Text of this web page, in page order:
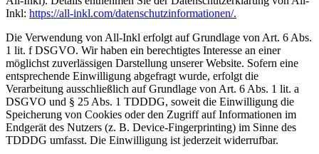
Inkl: https://all-inkl.com/datenschutzinformationen/.
Die Verwendung von All-Inkl erfolgt auf Grundlage von Art. 6 Abs.
1 lit. f DSGVO. Wir haben ein berechtigtes Interesse an einer
möglichst zuverlässigen Darstellung unserer Website. Sofern eine
entsprechende Einwilligung abgefragt wurde, erfolgt die
Verarbeitung ausschließlich auf Grundlage von Art. 6 Abs. 1 lit. a
DSGVO und § 25 Abs. 1 TDDDG, soweit die Einwilligung die
Speicherung von Cookies oder den Zugriff auf Informationen im
Endgerät des Nutzers (z. B. Device-Fingerprinting) im Sinne des
TDDDG umfasst. Die Einwilligung ist jederzeit widerrufbar.